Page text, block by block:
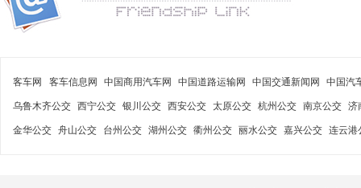
客车网 客车信息网 中国商用汽车网 中国道路运输网 中国交通新闻网 中国汽
乌鲁木齐公交 西宁公交 银川公交 西安公交 太原公交 杭州公交 南京公交 济
金华公交 舟山公交 台州公交 湖州公交 衢州公交 丽水公交 嘉兴公交 连云港